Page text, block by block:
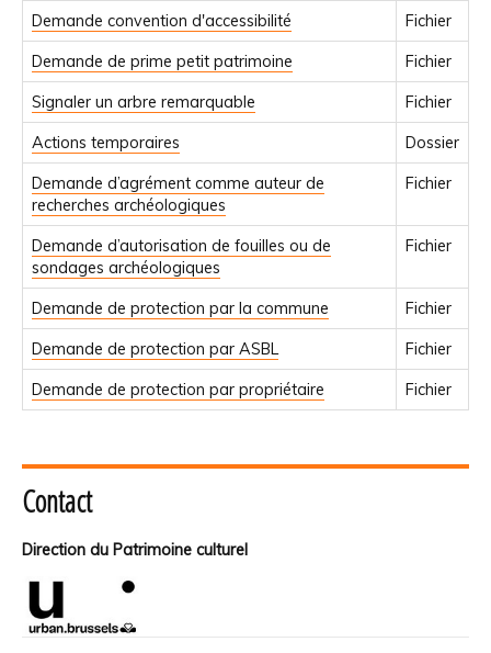
Demande convention d'accessibilité Fichier
Demande de prime petit patrimoine Fichier
Signaler un arbre remarquable Fichier
Actions temporaires Dossier
Demande d’agrément comme auteur de
recherches archéologiques
Fichier
Demande d’autorisation de fouilles ou de
sondages archéologiques
Fichier
Demande de protection par la commune Fichier
Demande de protection par ASBL Fichier
Demande de protection par propriétaire Fichier
Contact
Direction du Patrimoine culturel